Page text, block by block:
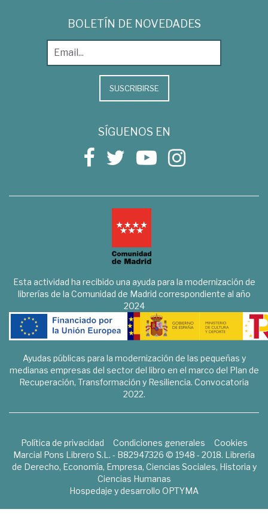
BOLETÍN DE NOVEDADES
SUSCRIBIRSE
SÍGUENOS EN
Esta actividad ha recibido una ayuda para la modernización de
librerías de la Comunidad de Madrid correspondiente al año
2024
Ayudas públicas para la modernización de las pequeñas y
medianas empresas del sector del libro en el marco del Plan de
Recuperación, Transformación y Resiliencia. Convocatoria
2022.
Política de privacidad Condiciones generales
Cookies
Marcial Pons Librero S.L. - B82947326 © 1948 - 2018. Librería
de Derecho, Economía, Empresa, Ciencias Sociales, Historia y
Ciencias Humanas
Hospedaje y desarrollo OPTYMA